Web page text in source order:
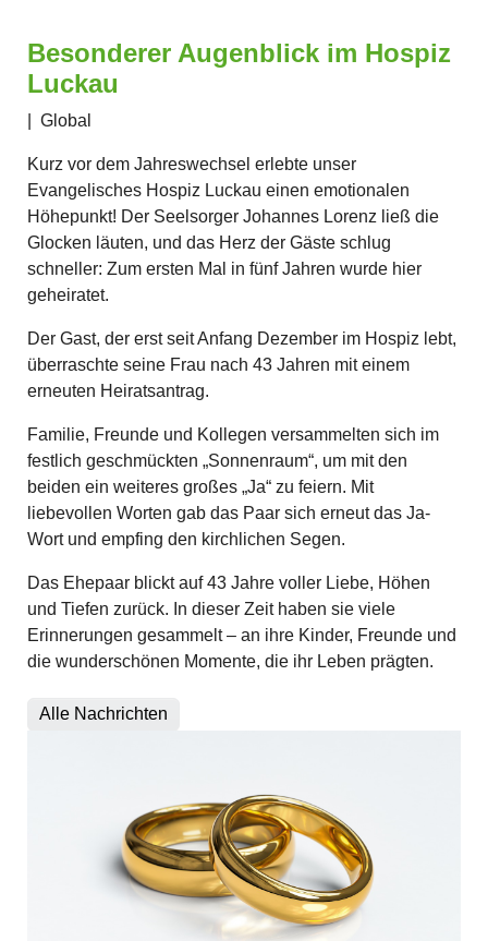
Besonderer Augenblick im Hospiz
Luckau
Global
Kurz vor dem Jahreswechsel erlebte unser
Evangelisches Hospiz Luckau einen emotionalen
Höhepunkt! Der Seelsorger Johannes Lorenz ließ die
Glocken läuten, und das Herz der Gäste schlug
schneller: Zum ersten Mal in fünf Jahren wurde hier
geheiratet.
Der Gast, der erst seit Anfang Dezember im Hospiz lebt,
überraschte seine Frau nach 43 Jahren mit einem
erneuten Heiratsantrag.
Familie, Freunde und Kollegen versammelten sich im
festlich geschmückten „Sonnenraum“, um mit den
beiden ein weiteres großes „Ja“ zu feiern. Mit
liebevollen Worten gab das Paar sich erneut das Ja-
Wort und empfing den kirchlichen Segen.
Das Ehepaar blickt auf 43 Jahre voller Liebe, Höhen
und Tiefen zurück. In dieser Zeit haben sie viele
Erinnerungen gesammelt – an ihre Kinder, Freunde und
die wunderschönen Momente, die ihr Leben prägten.
Alle Nachrichten